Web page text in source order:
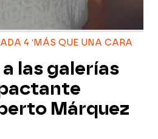
4 'MÁS QUE UNA CARA
las galerías
Márquez